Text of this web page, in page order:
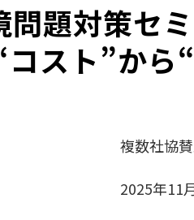
題対策セ
スト”から
複数社協
2025年11